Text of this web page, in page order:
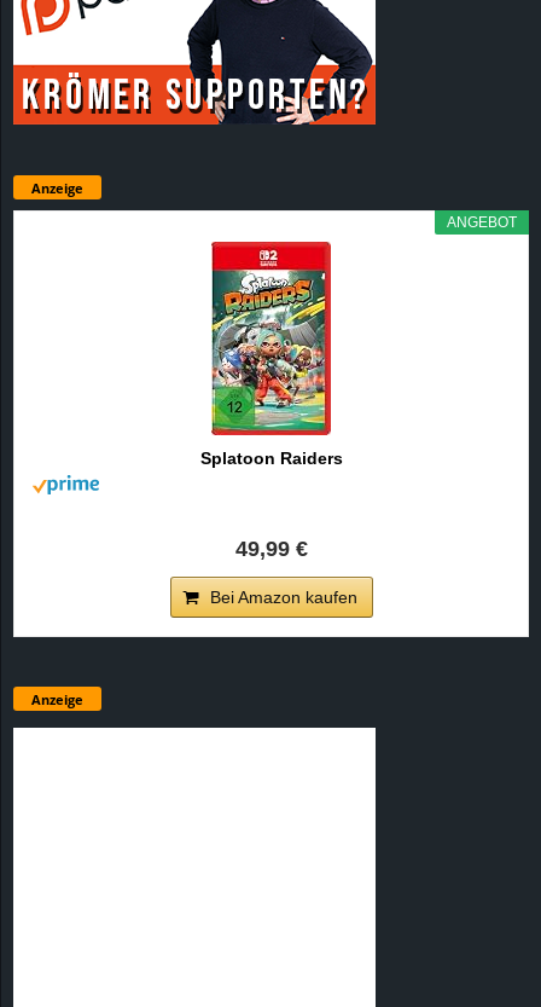
Anzeige
ANGEBOT
Splatoon Raiders
49,99 €
Bei Amazon kaufen
Anzeige